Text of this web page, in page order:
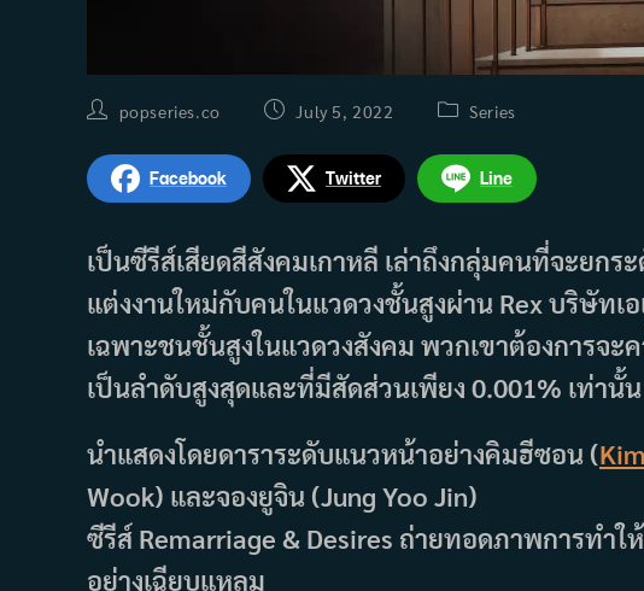
Postpopseries.co
Post July 5, 2022
PostSeries
Facebook Twitter Line
เป็นซีรีส์เสียดสีสังคมเกาหลี เล่าถึงกลุ่มคนที่จะยกร
แต่งงานใหม่กับคนในแวดวงชั้นสูงผ่าน Rex บริษัท
เฉพาะชนชั้นสูงในแวดวงสังคม พวกเขาต้องการจะ
เป็นลำดับสูงสุดและที่มีสัดส่วนเพียง 0.001% เท่านั้น
นำแสดงโดยดาราระดับแนวหน้าอย่างคิมฮีซอน (
Wook) และจองยูจิน (Jung Yoo Jin)
ซีรีส์ Remarriage & Desires ถ่ายทอดภาพการทำใ
อย่างเฉียบแหลม